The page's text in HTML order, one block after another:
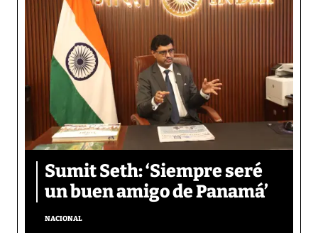
Sumit Seth: ‘Siempre seré
un buen amigo de Panamá’
NACIONAL